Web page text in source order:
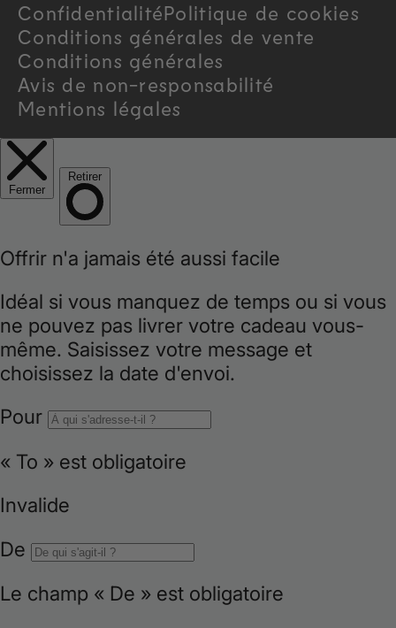
y
/
r
e
g
o
n
ConfidentialitéPolitique de cookies
Conditions générales de vente
Conditions générales
Avis de non-responsabilité
Mentions légales